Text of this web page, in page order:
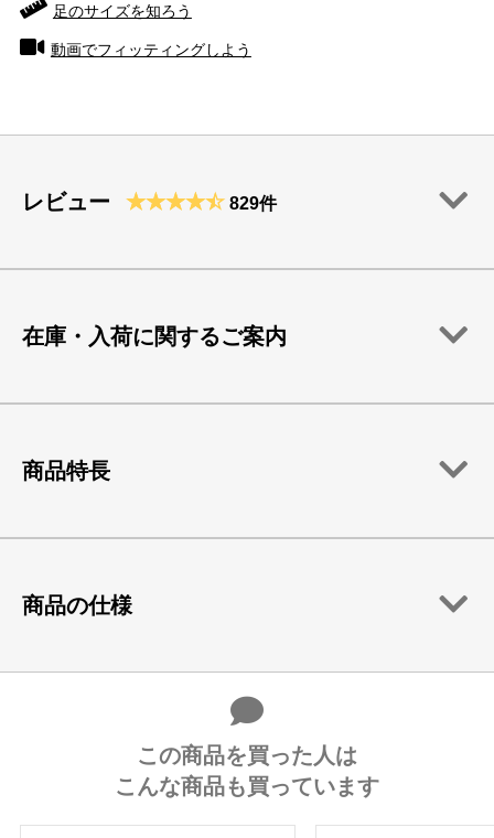
足のサイズを知ろう
動画でフィッティングしよう
レビュー 829件
在庫・入荷に関するご案内
商品特長
商品の仕様
この商品を買った人は
こんな商品も買っています